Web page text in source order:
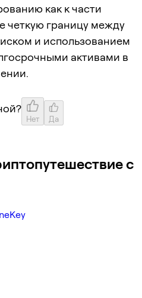
как к части
четкую границу между
и использованием
активами в
Нет Да
с